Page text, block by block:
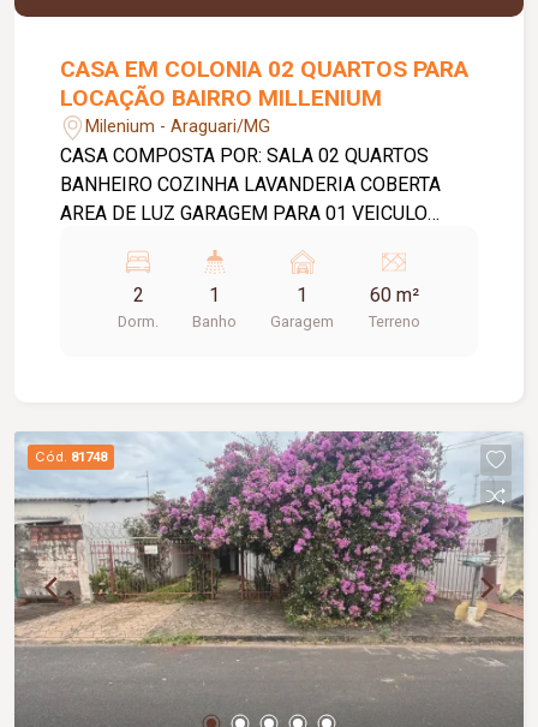
CASA EM COLONIA 02 QUARTOS PARA
LOCAÇÃO BAIRRO MILLENIUM
Milenium - Araguari/MG
CASA COMPOSTA POR: SALA 02 QUARTOS
BANHEIRO COZINHA LAVANDERIA COBERTA
AREA DE LUZ GARAGEM PARA 01 VEICULO
2
Dorm.
1
Banho
1
Garagem
60 m²
Terreno
Cód. 81748